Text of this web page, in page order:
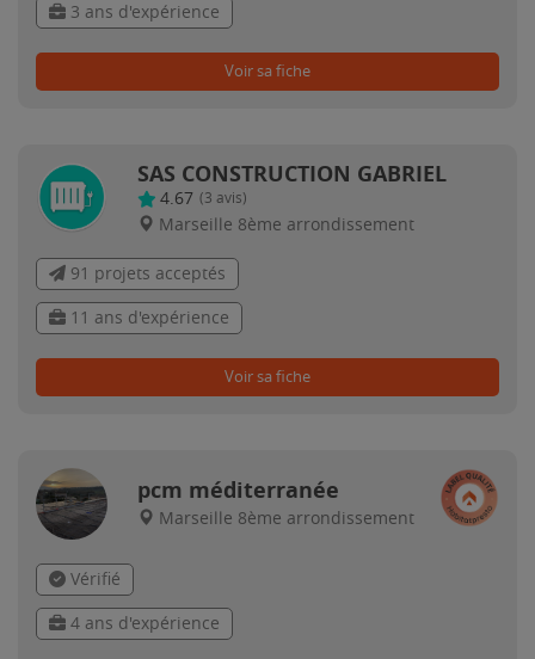
3 ans d'expérience
Voir sa fiche
SAS CONSTRUCTION GABRIEL
4.67 (3 avis)
Marseille 8ème arrondissement
91 projets acceptés
11 ans d'expérience
Voir sa fiche
pcm méditerranée
Marseille 8ème arrondissement
Vérifié
4 ans d'expérience